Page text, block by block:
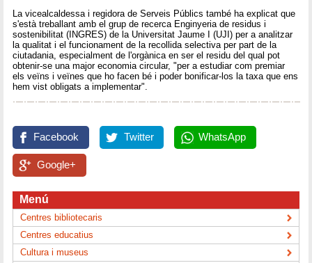
La vicealcaldessa i regidora de Serveis Públics també ha explicat que
s'està treballant amb el grup de recerca Enginyeria de residus i
sostenibilitat (INGRES) de la Universitat Jaume I (UJI) per a analitzar
la qualitat i el funcionament de la recollida selectiva per part de la
ciutadania, especialment de l'orgànica en ser el residu del qual pot
obtenir-se una major economia circular, "per a estudiar com premiar
els veïns i veïnes que ho facen bé i poder bonificar-los la taxa que ens
hem vist obligats a implementar".
Facebook Twitter WhatsApp
Google+
Menú
Centres bibliotecaris
Centres educatius
Cultura i museus